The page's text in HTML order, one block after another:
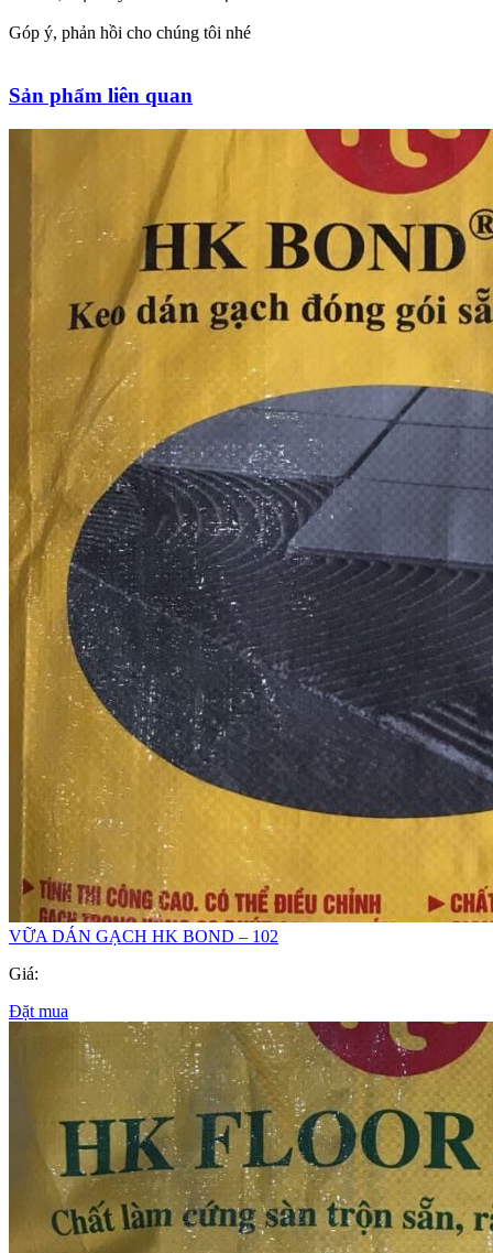
Góp ý, phản hồi cho chúng tôi nhé
Sản phẩm liên quan
VỮA DÁN GẠCH HK BOND – 102
Giá:
Đặt mua